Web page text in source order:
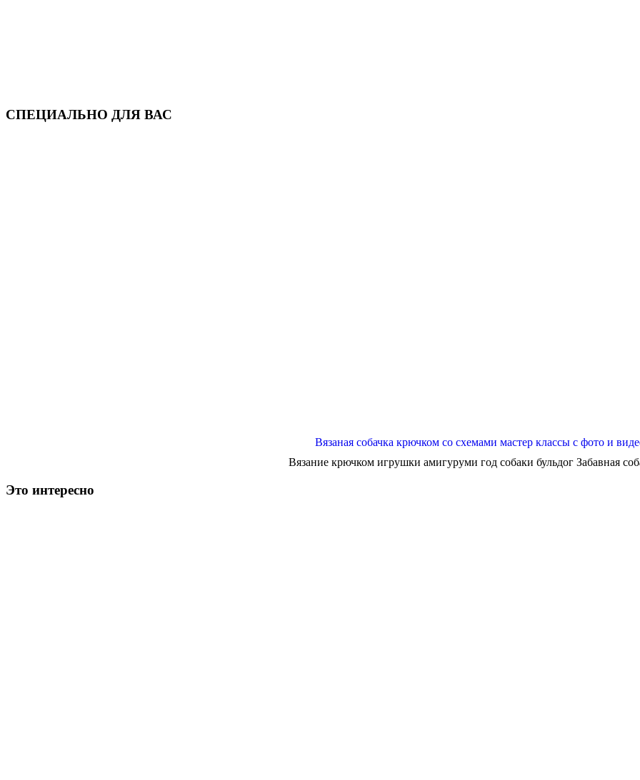
СПЕЦИАЛЬНО ДЛЯ ВАС
Вязаная собачка крючком со схемами мастер классы с фото и
Вязание крючком игрушки амигуруми год собаки бульдог Забавная
Это интересно